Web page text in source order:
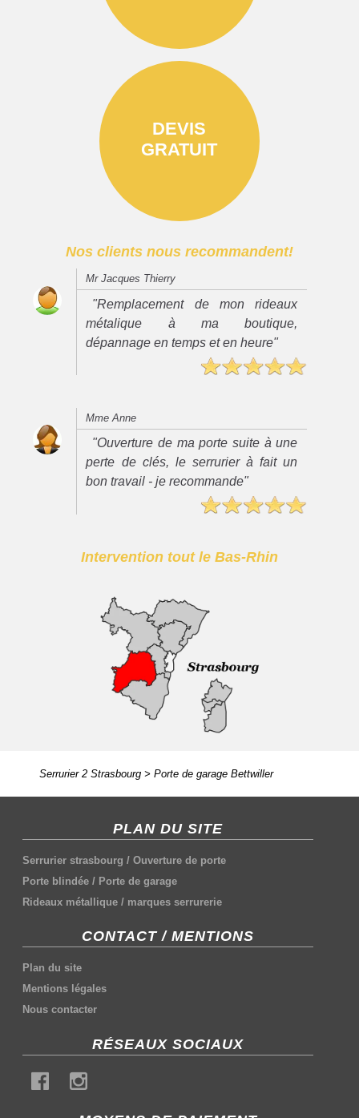
DEVIS
GRATUIT
Nos clients nous recommandent!
Mr Jacques Thierry
"Remplacement de mon rideaux
métalique à ma boutique,
dépannage en temps et en heure"
Mme Anne
"Ouverture de ma porte suite à une
perte de clés, le serrurier à fait un
bon travail - je recommande"
Intervention tout le Bas-Rhin
Serrurier 2 Strasbourg> Porte de garage Bettwiller
PLAN DU SITE
Serrurier strasbourg /Ouverture de porte
Porte blindée / Porte de garage
Rideaux métallique / marques serrurerie
CONTACT / MENTIONS
Plan du site
Mentions légales
Nous contacter
RÉSEAUX SOCIAUX